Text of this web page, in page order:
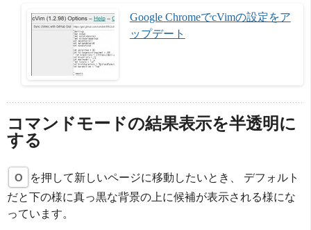
Google ChromeでcVimの設定をア
ップデート
コマンドモードの結果表示を半透明に
する
O
を押して新しいページに移動したいとき、 デフォルト
だと下の様に真っ黒な背景の上に候補が表示される様にな
っています。